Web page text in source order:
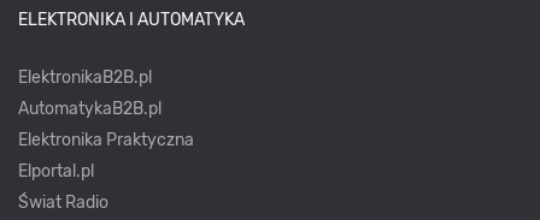
ELEKTRONIKA I AUTOMATYKA
ElektronikaB2B.pl
AutomatykaB2B.pl
Elektronika Praktyczna
Elportal.pl
Świat Radio